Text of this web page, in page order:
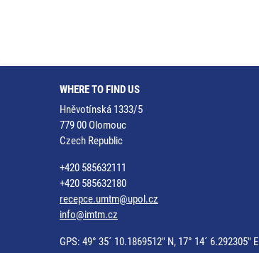
WHERE TO FIND US
Hněvotínská 1333/5
779 00 Olomouc
Czech Republic
+420 585632111
+420 585632180
recepce.umtm@upol.cz
info@imtm.cz
GPS: 49° 35´ 10.1869512" N, 17° 14´ 6.292305" E